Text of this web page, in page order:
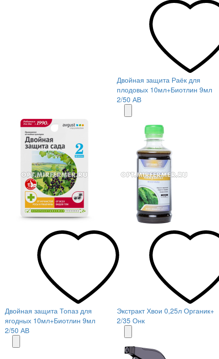
Двойная защита Раёк для
плодовых 10мл+Биотлин 9мл
2/50 АВ
Двойная защита Топаз для
ягодных 10мл+Биотлин 9мл
2/50 АВ
Экстракт Хвои 0,25л Органик+
2/35 Онк